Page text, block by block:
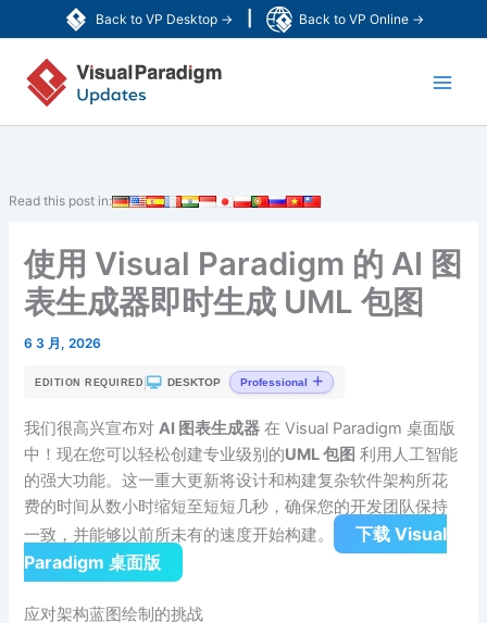
Back to VP Desktop → Back to VP Online →
至
Read this post in:
使用 Visual Paradigm 的 AI 图
表生成器即时生成 UML 包图
6 3 月, 2026
EDITION REQUIRED | DESKTOP Professional
我们很高兴宣布对AI 图表生成器 在 Visual Paradigm 桌面版
中！现在您可以轻松创建专业级别的UML 包图 利用人工智能
的强大功能。这一重大更新将设计和构建复杂软件架构所花
费的时间从数小时缩短至短短几秒，确保您的开发团队保持
一致，并能够以前所未有的速度开始构建。
下载 Visual
Paradigm 桌面版
应对架构蓝图绘制的挑战